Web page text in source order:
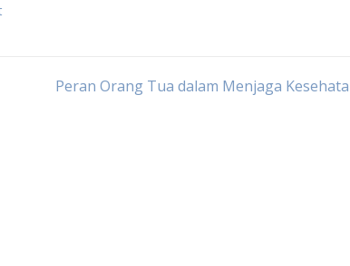
Peran Orang Tua dalam Menjaga